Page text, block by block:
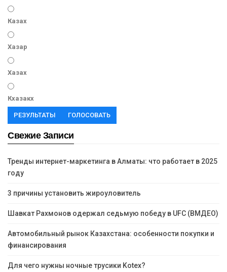
Казах
Хазар
Хазах
Кхазакх
РЕЗУЛЬТАТЫ ГОЛОСОВАТЬ
Свежие Записи
Тренды интернет-маркетинга в Алматы: что работает в 2025
году
3 причины установить жироуловитель
Шавкат Рахмонов одержал седьмую победу в UFC (ВМДЕО)
Автомобильный рынок Казахстана: особенности покупки и
финансирования
Для чего нужны ночные трусики Kotex?